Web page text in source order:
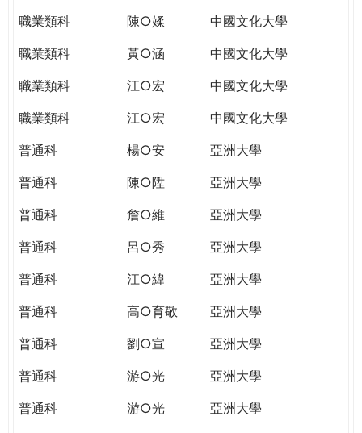
職業類科
陳○媃
中國文化大學
職業類科
黃○涵
中國文化大學
職業類科
江○宏
中國文化大學
職業類科
江○宏
中國文化大學
普通科
楊○安
亞洲大學
普通科
陳○陞
亞洲大學
普通科
詹○維
亞洲大學
普通科
呂○秀
亞洲大學
普通科
江○緯
亞洲大學
普通科
高○育敬
亞洲大學
普通科
劉○宣
亞洲大學
普通科
游○光
亞洲大學
普通科
游○光
亞洲大學